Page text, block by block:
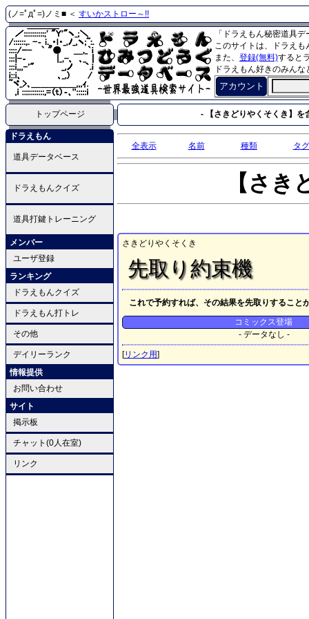
(ノ=ﾟдﾟ=)ノミ■ ＜ すいかストロー～!!
「ドラえもん秘密道具
このサイトは、ドラえ
また、 登録(無料)すると
ドラえもん好きのみん
アカウント
トップページ - 【さきどりやくそくき】を
ドラえもん
道具データベース
ドラえもんクイズ
道具打鍵トレーニング
メンバー
ユーザ登録
ランキング
ドラえもんクイズ
ドラえもん打トレ
その他
デイリーランク
情報提供
お問い合わせ
サイト
掲示板
チャット(0人在室)
リンク
全表示 名前 種類 タグ
【さ
さきどりやくそくき
先取り約束機
これで予約すれば、その結果を先取りすること
コミックス登場
- データなし -
[リンク用]